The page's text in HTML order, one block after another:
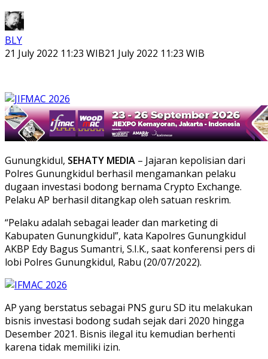
BLY
21 July 2022 11:23 WIB21 July 2022 11:23 WIB
Gunungkidul, SEHATY MEDIA – Jajaran kepolisian dari
Polres Gunungkidul berhasil mengamankan pelaku
dugaan investasi bodong bernama Crypto Exchange.
Pelaku AP berhasil ditangkap oleh satuan reskrim.
“Pelaku adalah sebagai leader dan marketing di
Kabupaten Gunungkidul”, kata Kapolres Gunungkidul
AKBP Edy Bagus Sumantri, S.I.K., saat konferensi pers di
lobi Polres Gunungkidul, Rabu (20/07/2022).
AP yang berstatus sebagai PNS guru SD itu melakukan
bisnis investasi bodong sudah sejak dari 2020 hingga
Desember 2021. Bisnis ilegal itu kemudian berhenti
karena tidak memiliki izin.